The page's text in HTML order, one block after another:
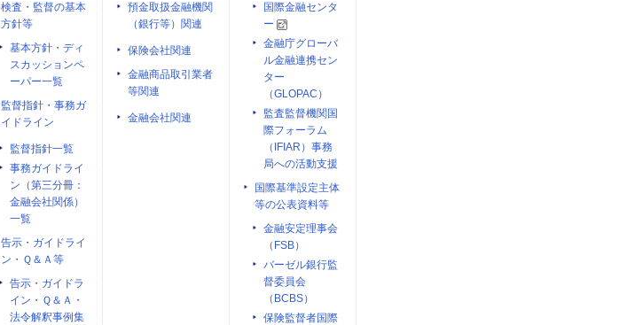
検査・監督の基本
方針等
基本方針・ディ
スカッションペ
ーパー一覧
監督指針・事務ガ
イドライン
監督指針一覧
事務ガイドライ
ン（第三分冊：
金融会社関係）
一覧
告示・ガイドライ
ン・Ｑ＆Ａ等
告示・ガイドラ
イン・Ｑ＆Ａ・
法令解釈事例集
預金取扱金融機関
（銀行等）関連
保険会社関連
金融商品取引業者
等関連
金融会社関連
国際金融センタ
ー
金融庁グローバ
ル金融連携セン
ター
（GLOPAC）
監査監督機関国
際フォーラム
（IFIAR）事務
局への活動支援
国際基準設定主体
等の公表資料等
金融安定理事会
（FSB）
バーゼル銀行監
督委員会
（BCBS）
保険監督者国際